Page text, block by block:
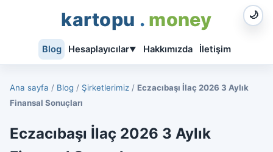
kartopu . money 🌙
Blog Hesaplayıcılar▼ Hakkımızda İletişim
Ana sayfa / Blog / Şirketlerimiz / Eczacıbaşı İlaç 2026 3 Aylık
Finansal Sonuçları
Eczacıbaşı İlaç 2026 3 Aylık